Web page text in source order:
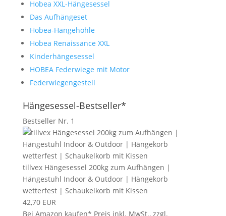
Hobea XXL-Hängesessel
Das Aufhängeset
Hobea-Hängehöhle
Hobea Renaissance XXL
Kinderhängesessel
HOBEA Federwiege mit Motor
Federwiegengestell
Hängesessel-Bestseller*
Bestseller Nr. 1
tillvex Hängesessel 200kg zum Aufhängen |
Hängestuhl Indoor & Outdoor | Hängekorb
wetterfest | Schaukelkorb mit Kissen
42,70 EUR
Bei Amazon kaufen* Preis inkl. MwSt., zzgl.